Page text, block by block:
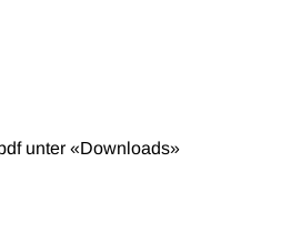
unter «Downloads»